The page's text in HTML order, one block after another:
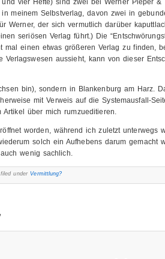
vier Hefte) sind zwei bei Werner Pieper &
meinem Selbstverlag, davon zwei in
Werner, der sich vermutlich darüber
seriösen Verlag führt.) Die
einen etwas größeren Verlag zu finden,
aussieht, kann von dieser
bin), sondern in Blankenburg am Harz.
mit Verweis auf die Systemausfall-
über mich rumzueditieren.
worden, während ich zuletzt unterwegs
solch ein Aufhebens darum gemacht
wenig sachlich.
filed underVermittlung?